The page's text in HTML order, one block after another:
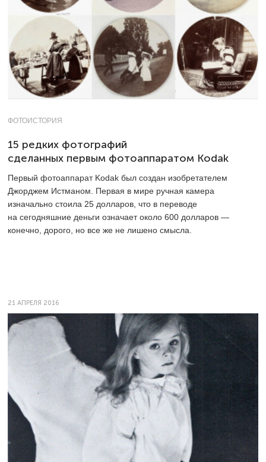
ФОТОИСТОРИЯ
15 редких фотографий
сделанных первым фотоаппаратом Kodak
Первый фотоаппарат Kodak был создан изобретателем
Джорджем Истманом. Первая в мире ручная камера
изначально стоила 25 долларов, что в переводе
на сегодняшние деньги означает около 600 долларов —
конечно, дорого, но все же не лишено смысла.
21 АПРЕЛЯ 2016